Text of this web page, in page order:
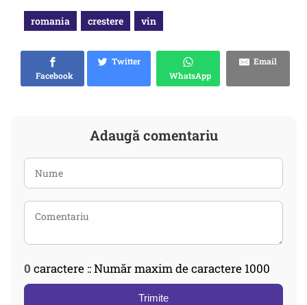
romania crestere vin
Facebook
Twitter
WhatsApp
Email
Adaugă comentariu
0 caractere :: Număr maxim de caractere 1000
Trimite